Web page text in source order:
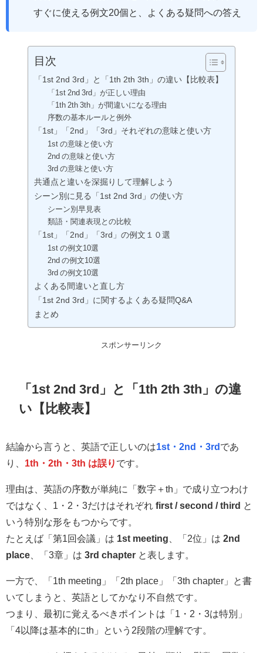
すぐに使える例文20個と、よくある疑問への答え
目次
「1st 2nd 3rd」と「1th 2th 3th」の違い【比較表】
「1st 2nd 3rd」が正しい理由
「1th 2th 3th」が間違いになる理由
序数の基本ルールと例外
「1st」「2nd」「3rd」それぞれの意味と使い方
1st の意味と使い方
2nd の意味と使い方
3rd の意味と使い方
共通点と違いを深掘りして理解しよう
シーン別に見る「1st 2nd 3rd」の使い方
シーン別早見表
類語・関連表現との比較
「1st」「2nd」「3rd」の例文１０選
1st の例文10選
2nd の例文10選
3rd の例文10選
よくある間違いと直し方
「1st 2nd 3rd」に関するよくある疑問Q&A
まとめ
スポンサーリンク
「1st 2nd 3rd」と「1th 2th 3th」の違
い【比較表】
結論から言うと、英語で正しいのは1st・2nd・3rd であ
り、 1th・2th・3th は誤り です。
理由は、英語の序数が単純に「数字＋th」で成り立つわけ
ではなく、1・2・3だけはそれぞれ first / second / third
と
いう特別な形をもつからです。
たとえば「第1回会議」は 1st meeting 、「2位」は 2nd
place 、「3章」は 3rd chapter と表します。
一方で、「1th meeting」「2th place」「3th chapter」と書
いてしまうと、英語としてかなり不自然です。
つまり、最初に覚えるべきポイントは「1・2・3は特別」
「4以降は基本的にth」という2段階の理解です。